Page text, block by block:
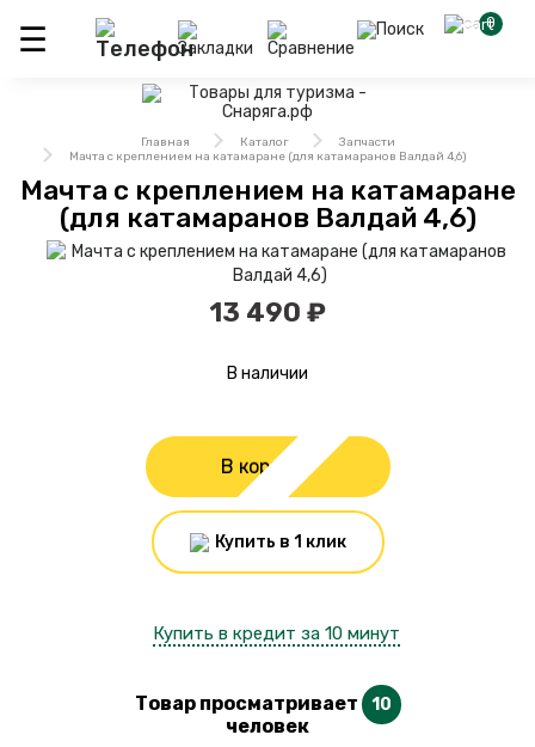
0
Главная Каталог
Запчасти
Мачта с креплением на катамаране (для катамаранов Валдай 4,6)
Мачта с креплением на катамаране
(для катамаранов Валдай 4,6)
13 490 ₽
В наличии
В корзину
Купить в 1 клик
Купить в кредит за 10 минут
Товар просматривает 10
человек